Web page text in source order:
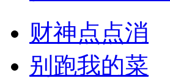
财神点点消
别跑我的菜